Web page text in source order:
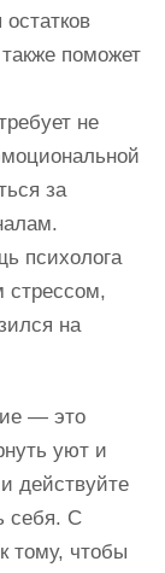
поможет
не
за
психолога
стрессом,
на
— это
уют и
действуйте
себя. С
тому, чтобы